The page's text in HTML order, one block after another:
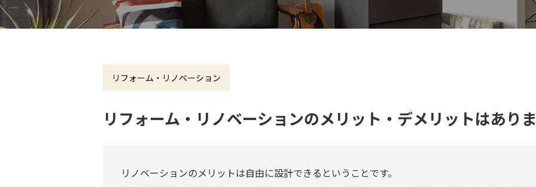
リフォーム・リノベーション
リフォーム・リノベーションのメリット・デメリットはあり
リノベーションのメリットは自由に設計できるということです。